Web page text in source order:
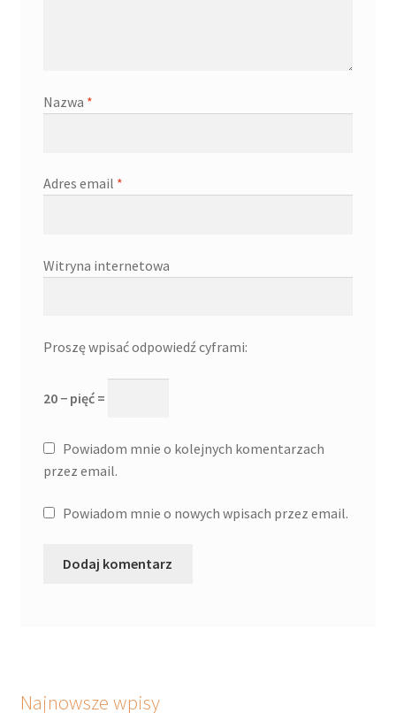
Nazwa *
Adres email *
Witryna internetowa
Proszę wpisać odpowiedź cyframi:
20 − pięć =
Powiadom mnie o kolejnych komentarzach
przez email.
Powiadom mnie o nowych wpisach przez email.
Najnowsze wpisy